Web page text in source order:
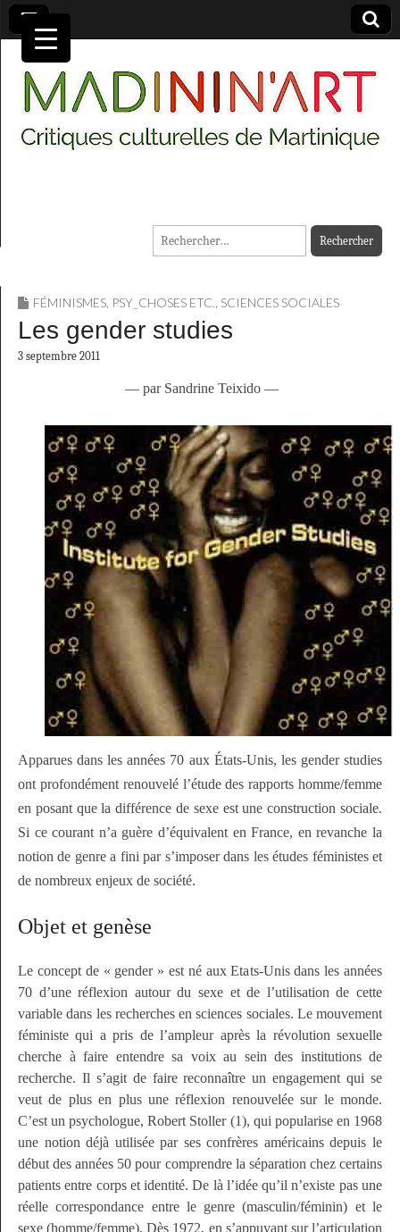
MADININ'ART
Rechercher :
FÉMINISMES, PSY_CHOSES ETC., SCIENCES SOCIALES
Les gender studies
3 septembre 2011
— par Sandrine Teixido —
Apparues dans les années 70 aux États-Unis, les gender studies
ont profondément renouvelé l’étude des rapports homme/femme
en posant que la différence de sexe est une construction sociale.
Si ce courant n’a guère d’équivalent en France, en revanche la
notion de genre a fini par s’imposer dans les études féministes et
de nombreux enjeux de société.
Objet et genèse
Le concept de « gender » est né aux Etats-Unis dans les années
70 d’une réflexion autour du sexe et de l’utilisation de cette
variable dans les recherches en sciences sociales. Le mouvement
féministe qui a pris de l’ampleur après la révolution sexuelle
cherche à faire entendre sa voix au sein des institutions de
recherche. Il s’agit de faire reconnaître un engagement qui se
veut de plus en plus une réflexion renouvelée sur le monde.
C’est un psychologue, Robert Stoller (1), qui popularise en 1968
une notion déjà utilisée par ses confrères américains depuis le
début des années 50 pour comprendre la séparation chez certains
patients entre corps et identité. De là l’idée qu’il n’existe pas une
réelle correspondance entre le genre (masculin/féminin) et le
sexe (homme/femme). Dès 1972, en s’appuyant sur l’articulation